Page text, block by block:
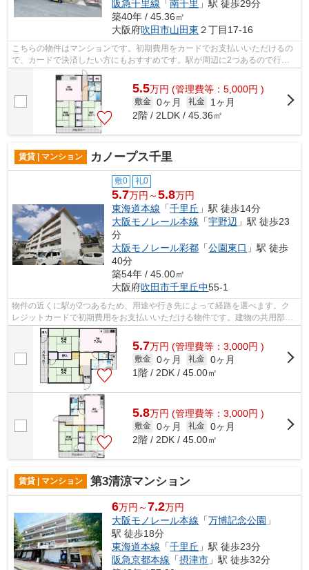
阪急千里線 「南千里 」駅 徒歩29分
築40年 / 45.36㎡
大阪府吹田市山田東 ２丁目17-16
こちらの物件はマンションです。初期費用をカードでお支払いいただけるの
で、カードで決済したい方にもおすすめです。駅が周辺に2つあるので行動
範囲が広がります。鉄筋コンクリートで...
5.5万円 (管理費等：5,000円 )
敷金 0ヶ月 礼金
1ヶ月
2階 / 2LDK / 45.36㎡
賃貸 | マンション カノープス千里
敷0 礼0
5.7万円～5.8万円
東海道本線 「千里丘 」駅 徒歩14分
大阪モノレール本線 「宇野辺 」駅 徒歩23
分
大阪モノレール彩都 「公園東口 」駅 徒歩
40分
築54年 / 45.00㎡
大阪府吹田市千里丘中55-1
物件の近くに駅が2つあるため、用途や行き先によって経路を選べます。ク
レジットカードで初期費用をお支払いいただける物件です。建物の共用部に
ゴミ置き場があるので、外部の人にゴミ...
5.7万円 (管理費等：3,000円 )
敷金 0ヶ月 礼金 0ヶ月
1階 / 2DK / 45.00㎡
5.8万円 (管理費等：3,000円 )
敷金 0ヶ月 礼金 0ヶ月
2階 / 2DK / 45.00㎡
賃貸 | マンション 第3清涼マンション
6万円～7.2万円
大阪モノレール本線 「万博記念公園 」
駅 徒歩18分
東海道本線 「千里丘 」駅 徒歩23分
阪急京都本線 「摂津市 」駅 徒歩32分